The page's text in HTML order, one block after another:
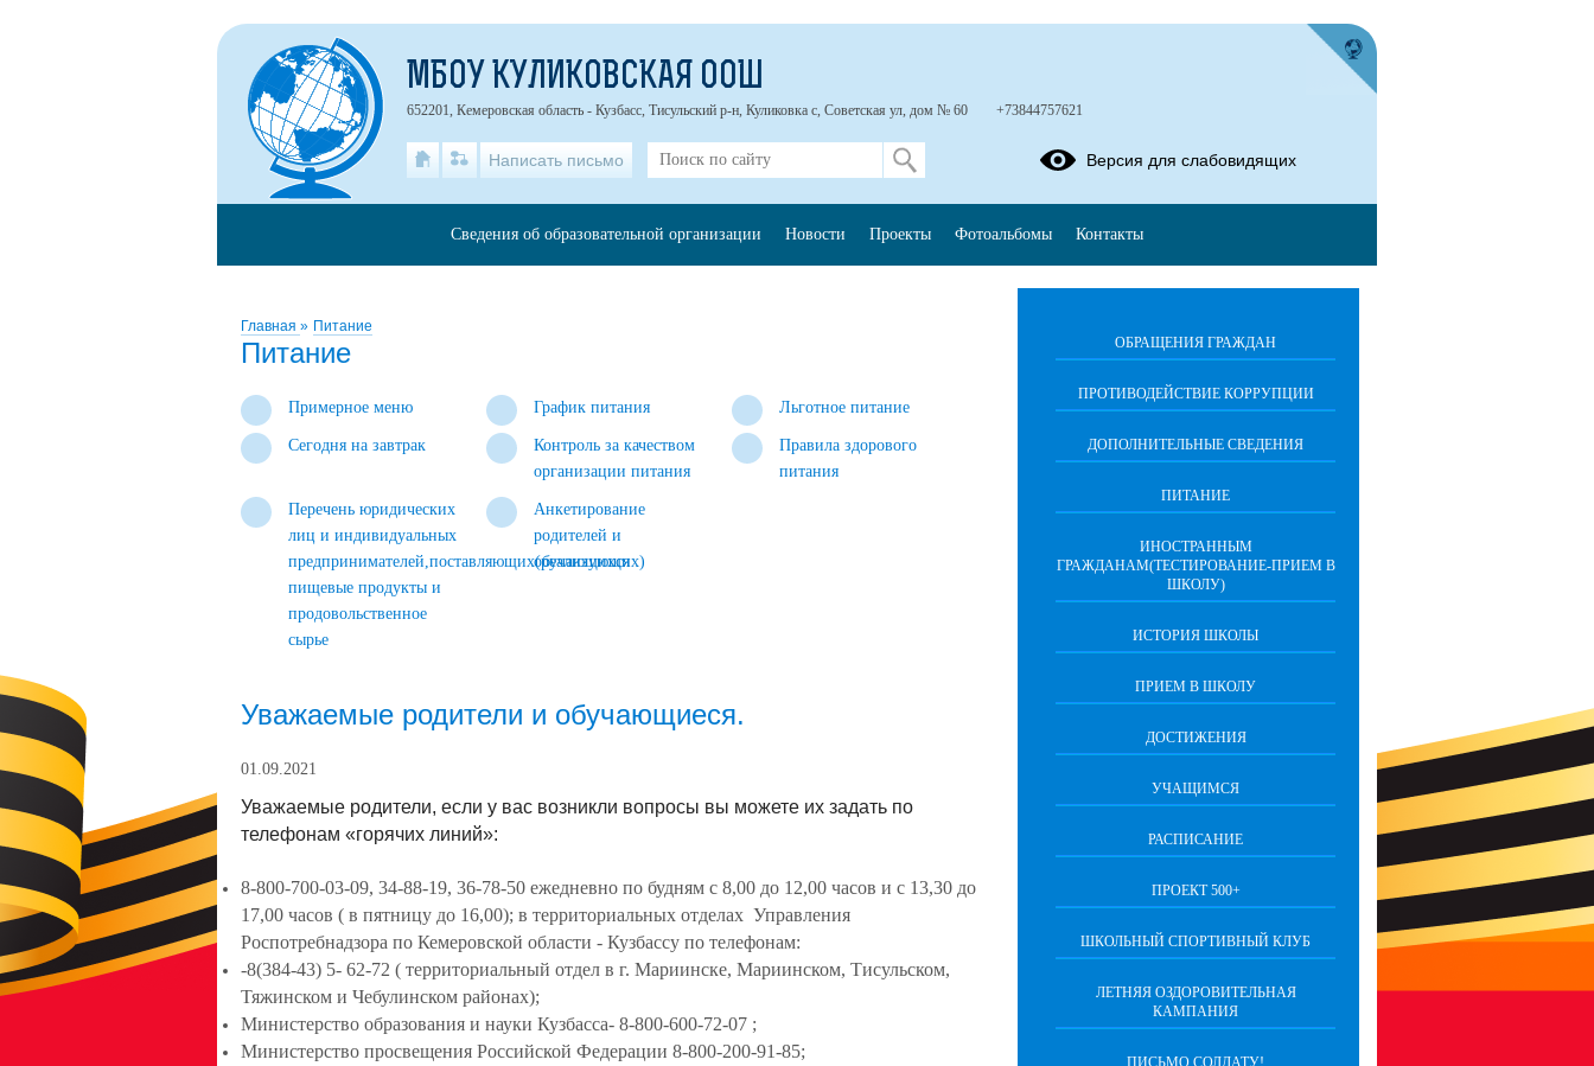
Главная » Питание
Питание
Примерное меню График питания Льготное питание
Сегодня на завтрак
Контроль за качеством
организации питания
Правила здорового
питания
Перечень юридических
лиц и индивидуальных
предпринимателей,поставляющих(реализующих)
пищевые продукты и
продовольственное
сырье
Анкетирование
родителей и
обучающихся
Уважаемые родители и обучающиеся.
01.09.2021
Уважаемые родители, если у вас возникли вопросы вы можете их задать по
телефонам «горячих линий»:
8-800-700-03-09, 34-88-19, 36-78-50 ежедневно по будням с 8,00 до 12,00 часов и с 13,30 до
17,00 часов ( в пятницу до 16,00); в территориальных отделах Управления
Роспотребнадзора по Кемеровской области - Кузбассу по телефонам:
-8(384-43) 5- 62-72 ( территориальный отдел в г. Мариинске, Мариинском, Тисульском,
Тяжинском и Чебулинском районах);
Министерство образования и науки Кузбасса- 8-800-600-72-07 ;
Министерство просвещения Российской Федерации 8-800-200-91-85;
ОБРАЩЕНИЯ ГРАЖДАН
ПРОТИВОДЕЙСТВИЕ КОРРУПЦИИ
ДОПОЛНИТЕЛЬНЫЕ СВЕДЕНИЯ
ПИТАНИЕ
ИНОСТРАННЫМ
ГРАЖДАНАМ(ТЕСТИРОВАНИЕ-ПРИЕМ В
ШКОЛУ)
ИСТОРИЯ ШКОЛЫ
ПРИЕМ В ШКОЛУ
ДОСТИЖЕНИЯ
УЧАЩИМСЯ
РАСПИСАНИЕ
ПРОЕКТ 500+
ШКОЛЬНЫЙ СПОРТИВНЫЙ КЛУБ
ЛЕТНЯЯ ОЗДОРОВИТЕЛЬНАЯ
КАМПАНИЯ
ПИСЬМО СОЛДАТУ!
МБОУ КУЛИКОВСКАЯ ООШ
652201, Кемеровская область - Кузбасс, Тисульский р-н, Куликовка с, Советская ул, дом № 60 +73844757621
Написать письмо Версия для слабовидящих
Сведения об образовательной организации Новости Проекты Фотоальбомы Контакты